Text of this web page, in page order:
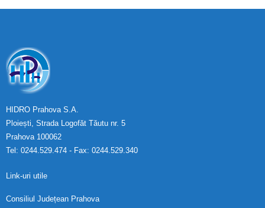
HIDRO Prahova S.A.
Ploiești, Strada Logofăt Tăutu nr. 5
Prahova 100062
Tel: 0244.529.474 - Fax: 0244.529.340
Link-uri utile
Consiliul Județean Prahova